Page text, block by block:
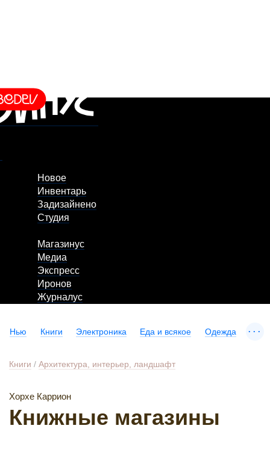
Новое
Инвентарь
Задизайнено
Студия
Магазинус
Медиа
Экспресс
Иронов
Журналус
Нью Книги Электроника Еда и всякое Одежда ...
Книги / Архитектура, интерьер, ландшафт
Хорхе Каррион
Книжные магазины